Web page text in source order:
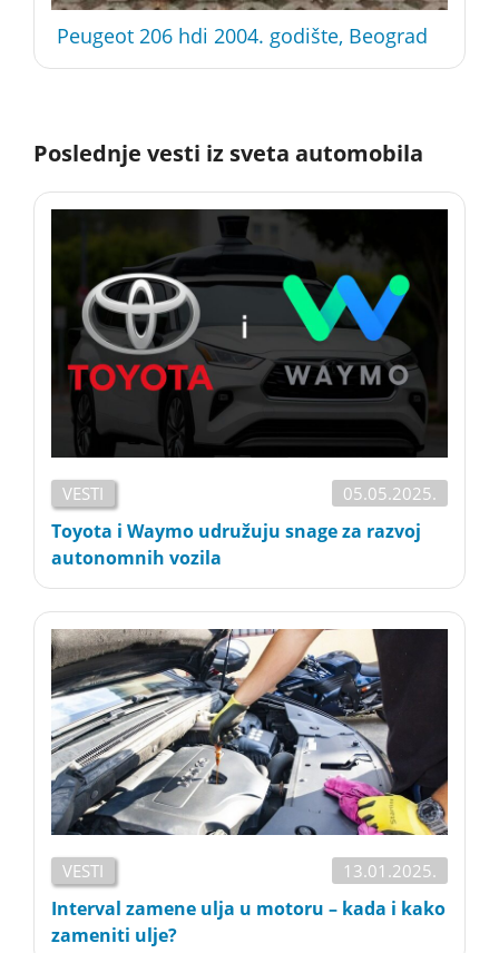
Peugeot 206 hdi 2004. godište, Beograd
Poslednje vesti iz sveta automobila
VESTI 05.05.2025.
Toyota i Waymo udružuju snage za razvoj
autonomnih vozila
VESTI 13.01.2025.
Interval zamene ulja u motoru – kada i kako
zameniti ulje?